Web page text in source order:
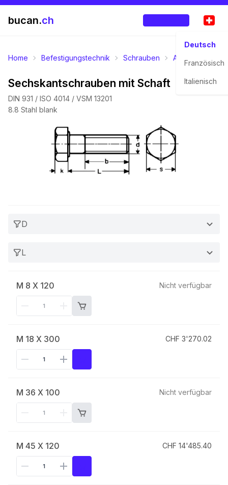
bucan.ch
Deutsch
Französisch
Italienisch
Home Befestigungstechnik Schrauben
Sechskantschrauben mit Schaft
DIN 931 / ISO 4014 / VSM 13201
8.8 Stahl blank
D
L
M 8 X 120 Nicht verfügbar
M 18 X 300 CHF 3'270.02
M 36 X 100 Nicht verfügbar
M 45 X 120 CHF 14'485.40